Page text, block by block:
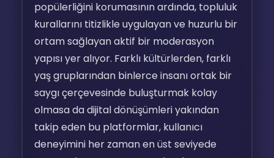
popülerliğini korumasının ardında, topluluk
kurallarını titizlikle uygulayan ve huzurlu bir
ortam sağlayan aktif bir moderasyon
yapısı yer alıyor. Farklı kültürlerden, farklı
yaş gruplarından binlerce insanı ortak bir
saygı çerçevesinde buluşturmak kolay
olmasa da dijital dönüşümleri yakından
takip eden bu platformlar, kullanıcı
deneyimini her zaman en üst seviyede